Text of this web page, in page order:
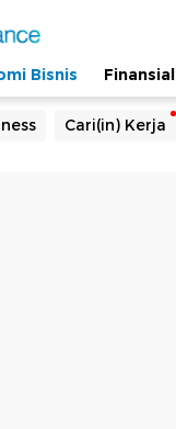
Bisnis Finansial
Cari(in) Kerja